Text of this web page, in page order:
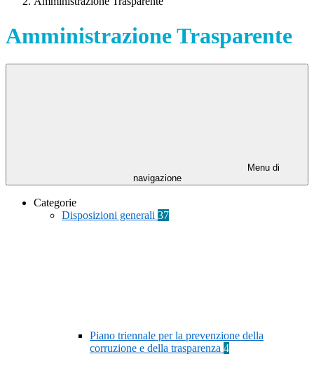
Amministrazione Trasparente
Menu di
navigazione
Categorie
Disposizioni generali 37
Piano triennale per la prevenzione della
corruzione e della trasparenza 4